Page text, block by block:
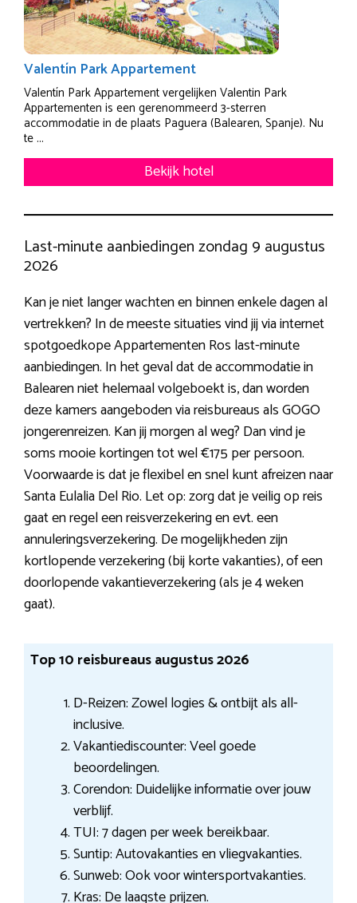
Valentín Park Appartement
Valentín Park Appartement vergelijken Valentin Park
Appartementen is een gerenommeerd 3-sterren
accommodatie in de plaats Paguera (Balearen, Spanje). Nu
te ...
Bekijk hotel
Last-minute aanbiedingen zondag 9 augustus
2026
Kan je niet langer wachten en binnen enkele dagen al
vertrekken? In de meeste situaties vind jij via internet
spotgoedkope Appartementen Ros last-minute
aanbiedingen. In het geval dat de accommodatie in
Balearen niet helemaal volgeboekt is, dan worden
deze kamers aangeboden via reisbureaus als GOGO
jongerenreizen. Kan jij morgen al weg? Dan vind je
soms mooie kortingen tot wel €175 per persoon.
Voorwaarde is dat je flexibel en snel kunt afreizen naar
Santa Eulalia Del Rio. Let op: zorg dat je veilig op reis
gaat en regel een reisverzekering en evt. een
annuleringsverzekering. De mogelijkheden zijn
kortlopende verzekering (bij korte vakanties), of een
doorlopende vakantieverzekering (als je 4 weken
gaat).
Top 10 reisbureaus augustus 2026
D-Reizen: Zowel logies & ontbijt als all-
inclusive.
Vakantiediscounter: Veel goede
beoordelingen.
Corendon: Duidelijke informatie over jouw
verblijf.
TUI: 7 dagen per week bereikbaar.
Suntip: Autovakanties en vliegvakanties.
Sunweb: Ook voor wintersportvakanties.
Kras: De laagste prijzen.